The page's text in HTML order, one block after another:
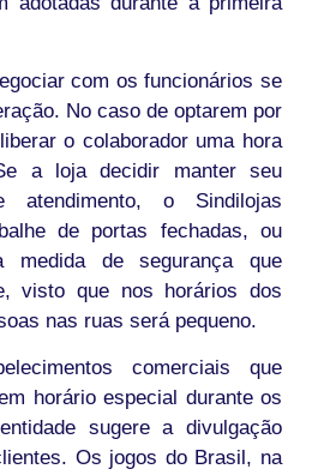
com os funcionários se
No caso de optarem por
o colaborador uma hora
a loja decidir manter seu
atendimento, o Sindilojas
de portas fechadas, ou
medida de segurança que
visto que nos horários dos
nas ruas será pequeno.
comerciais que
horário especial durante os
sugere a divulgação
Os jogos do Brasil, na